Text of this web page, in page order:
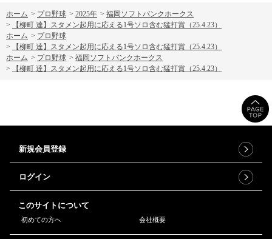
ホーム > プロ野球 > 2025年 > 福岡ソフトバンクホークス
>
【柳町 達】スタメン起用に応える1号ソロ含む猛打賞（25.4.23）
ホーム > プロ野球
>
【柳町 達】スタメン起用に応える1号ソロ含む猛打賞（25.4.23）
ホーム > プロ野球 > 福岡ソフトバンクホークス
>
【柳町 達】スタメン起用に応える1号ソロ含む猛打賞（25.4.23）
新規会員登録
ログイン
このサイトについて
初めての方へ 会社概要